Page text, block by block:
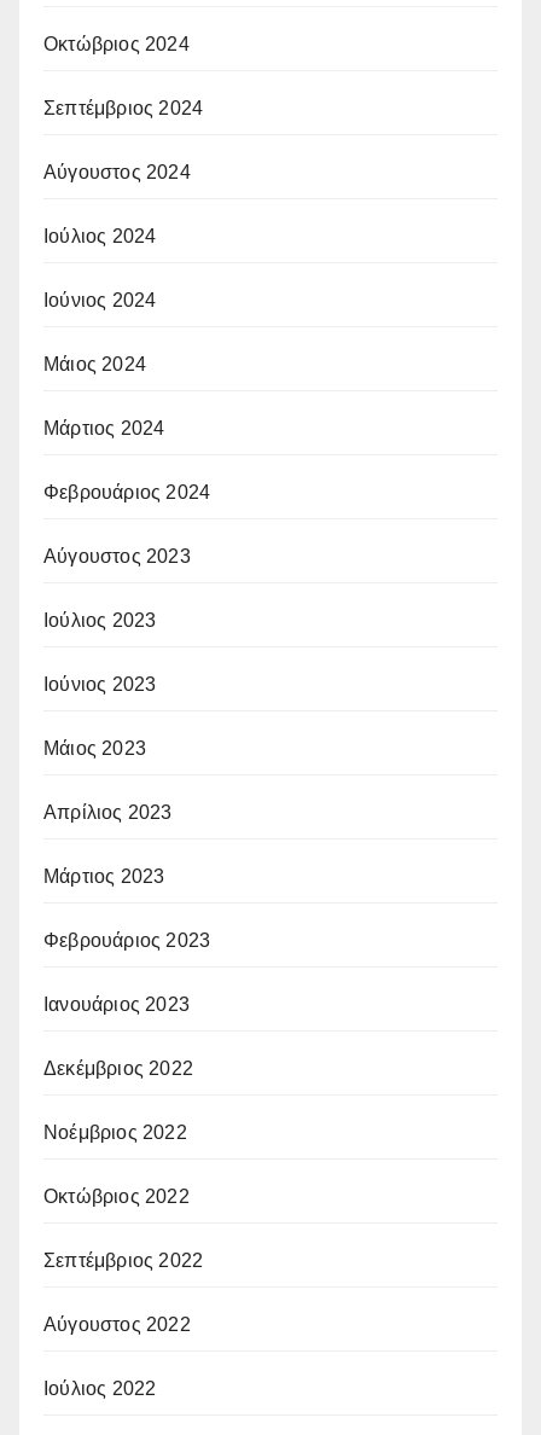
Οκτώβριος 2024
Σεπτέμβριος 2024
Αύγουστος 2024
Ιούλιος 2024
Ιούνιος 2024
Μάιος 2024
Μάρτιος 2024
Φεβρουάριος 2024
Αύγουστος 2023
Ιούλιος 2023
Ιούνιος 2023
Μάιος 2023
Απρίλιος 2023
Μάρτιος 2023
Φεβρουάριος 2023
Ιανουάριος 2023
Δεκέμβριος 2022
Νοέμβριος 2022
Οκτώβριος 2022
Σεπτέμβριος 2022
Αύγουστος 2022
Ιούλιος 2022